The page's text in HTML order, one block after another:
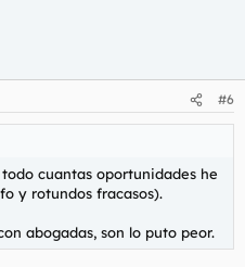
#6
cuantas oportunidades he
y rotundos fracasos).
abogadas, son lo puto peor.